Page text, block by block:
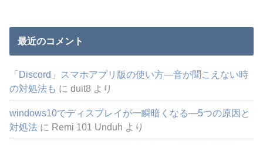
最近のコメント
「Discord」スマホアプリ版の使い方―音が聞こえない時
の対処法も にduit8 より
windows10でディスプレイが一瞬暗くなる―5つの原因と
対処法 に Remi 101 Unduh より